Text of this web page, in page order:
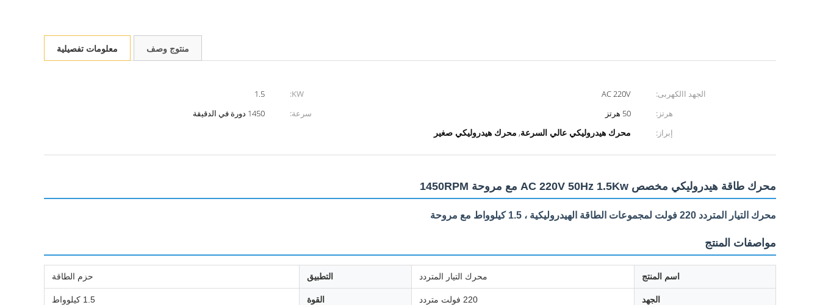
معلومات تفصيلية منتوج وصف
الجهد االكهربى: AC 220V
KW:
1.5
هرتز:
50 هرتز سرعة:
1450 دورة في الدقيقة
إبراز:
محرك هيدروليكي عالي السرعة, محرك هيدروليكي صغير
محرك طاقة هيدروليكي مخصص AC 220V 50Hz 1.5Kw مع مروحة 1450RPM
محرك التيار المتردد 220 فولت لمجموعات الطاقة الهيدروليكية ، 1.5 كيلوواط مع مروحة
مواصفات المنتج
اسم المنتج محرك التيار المتردد التطبيق حزم الطاقة
الجهد 220 فولت متردد القوة 1.5 كيلوواط